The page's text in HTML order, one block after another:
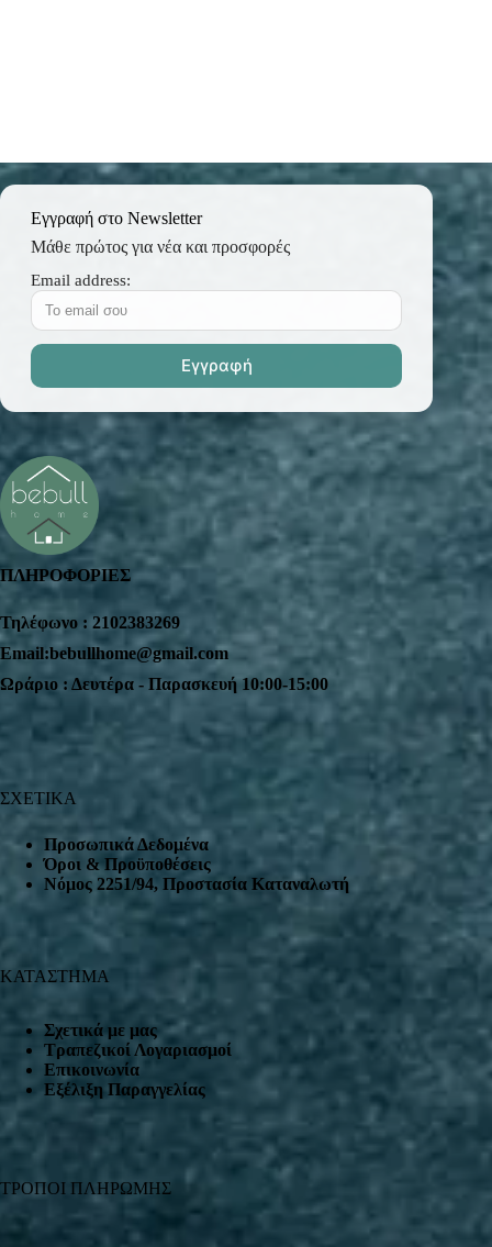
Εγγραφή στο Newsletter
Μάθε πρώτος για νέα και προσφορές
Email address:
ΠΛΗΡΟΦΟΡΙΕΣ
Τηλέφωνο : 2102383269
Email:bebullhome@gmail.com
Ωράριο : Δευτέρα - Παρασκευή 10:00-15:00
ΣΧΕΤΙΚΑ
Προσωπικά Δεδομένα
Όροι & Προϋποθέσεις
Nόμος 2251/94, Προστασία Καταναλωτή
ΚΑΤΑΣΤΗΜΑ
Σχετικά με μας
Τραπεζικοί Λογαριασμοί
Επικοινωνία
Εξέλιξη Παραγγελίας
ΤΡΟΠΟΙ ΠΛΗΡΩΜΗΣ